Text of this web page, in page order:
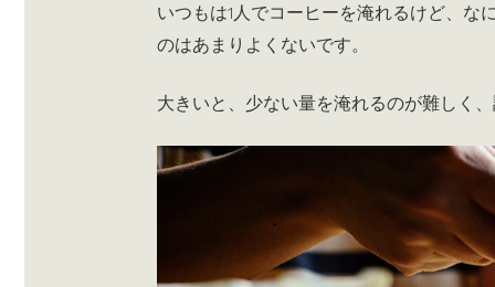
いつもは1人でコーヒーを淹れるけど、
のはあまりよくないです。
大きいと、少ない量を淹れるのが難しく